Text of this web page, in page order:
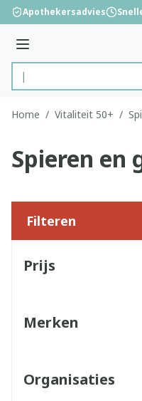
Ga naar de inhoud
Apothekersadvies
Menu
Product, merk,
Home / Vitaliteit 50+ /
Spieren en
Filteren
Prijs
Merken
Organisaties